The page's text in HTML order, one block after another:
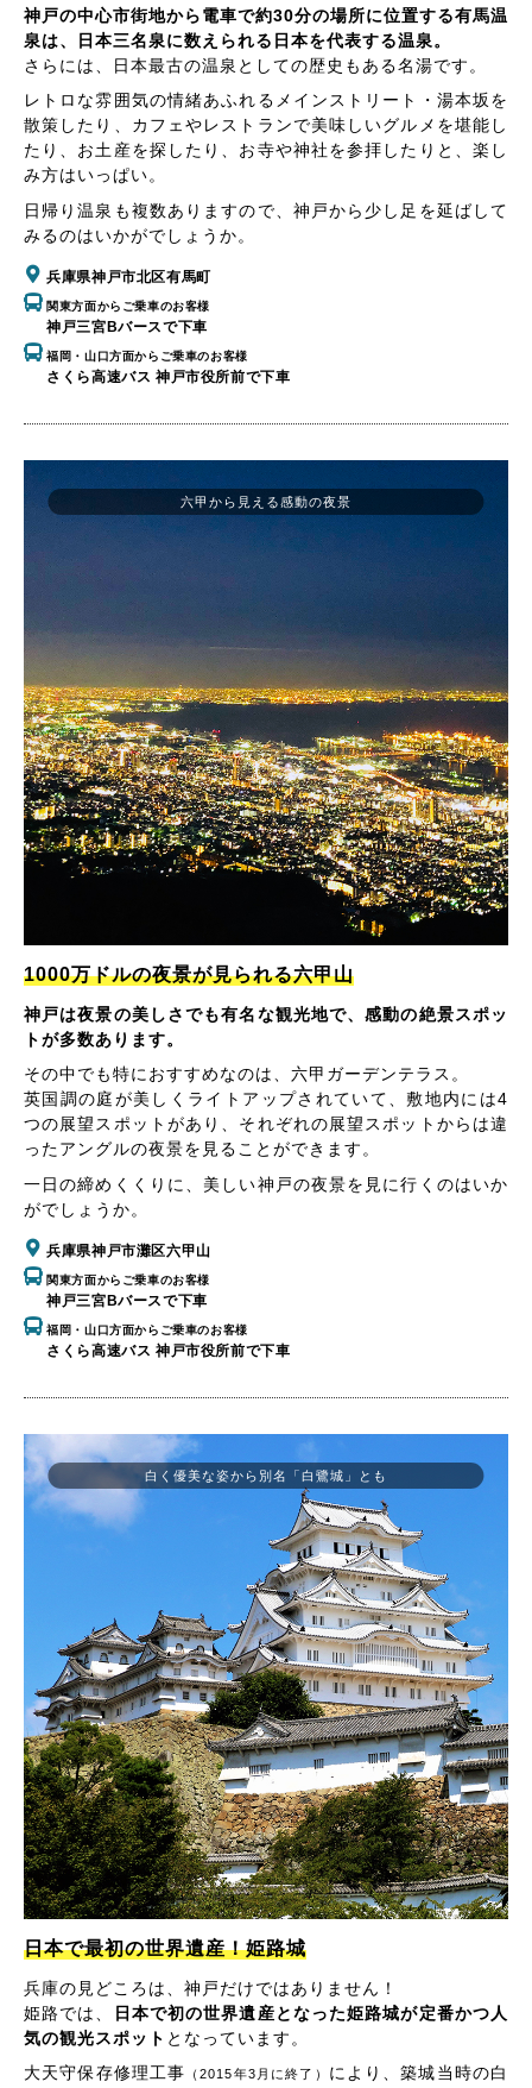
神戸の中心市街地から電車で約30分の場所に位置する有馬温
泉は、日本三名泉に数えられる日本を代表する温泉。
さらには、日本最古の温泉としての歴史もある名湯です。
レトロな雰囲気の情緒あふれるメインストリート・湯本坂を
散策したり、カフェやレストランで美味しいグルメを堪能し
たり、お土産を探したり、お寺や神社を参拝したりと、楽し
み方はいっぱい。
日帰り温泉も複数ありますので、神戸から少し足を延ばして
みるのはいかがでしょうか。
兵庫県神戸市北区有馬町
関東方面からご乗車のお客様
神戸三宮Bバースで下車
福岡・山口方面からご乗車のお客様
さくら高速バス 神戸市役所前で下車
1000万ドルの夜景が見られる六甲山
神戸は夜景の美しさでも有名な観光地で、感動の絶景スポッ
トが多数あります。
その中でも特におすすめなのは、六甲ガーデンテラス。
英国調の庭が美しくライトアップされていて、敷地内には4
つの展望スポットがあり、それぞれの展望スポットからは違
ったアングルの夜景を見ることができます。
一日の締めくくりに、美しい神戸の夜景を見に行くのはいか
がでしょうか。
兵庫県神戸市灘区六甲山
関東方面からご乗車のお客様
神戸三宮Bバースで下車
福岡・山口方面からご乗車のお客様
さくら高速バス 神戸市役所前で下車
六甲から見える感動の夜景
白く優美な姿から別名「白鷺城」とも
日本で最初の世界遺産！姫路城
兵庫の見どころは、神戸だけではありません！
姫路では、
日本で初の世界遺産となった姫路城が定番かつ人
気の観光スポット となっています。
大天守保存修理工事
（2015年3月に終了）
により、築城当時の白